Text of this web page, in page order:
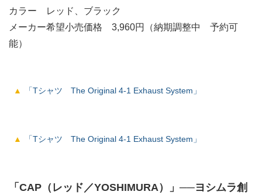
カラー レッド、ブラック
メーカー希望小売価格 3,960円（納期調整中 予約可
能）
「Tシャツ The Original 4-1 Exhaust System」
「Tシャツ The Original 4-1 Exhaust System」
「CAP（レッド／YOSHIMURA）」──ヨシムラ創